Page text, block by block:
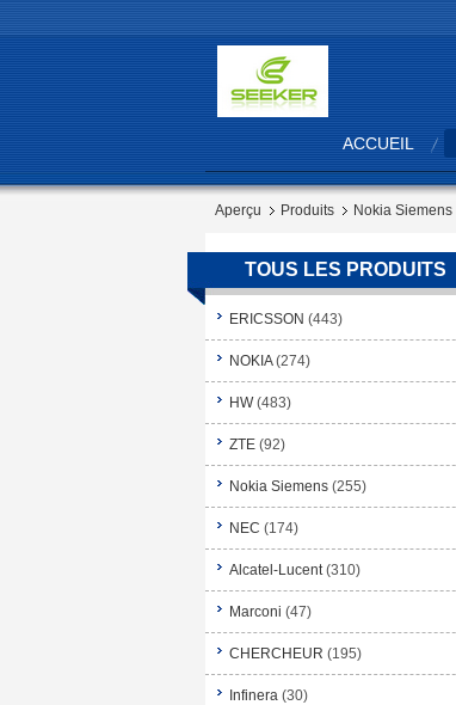
ACCUEIL
Aperçu Produits Nokia Siemens
TOUS LES PRODUITS
ERICSSON (443)
NOKIA (274)
HW (483)
ZTE (92)
Nokia Siemens (255)
NEC (174)
Alcatel-Lucent (310)
Marconi (47)
CHERCHEUR (195)
Infinera (30)